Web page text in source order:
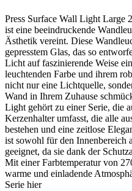
Press Surface Wall Light Large
ist eine beeindruckende
Ästhetik vereint. Diese
gepresstem Glas, das so
Licht auf faszinierende Weise
leuchtenden Farbe und ihrem
nicht nur eine Lichtquelle,
Wand in Ihrem Zuhause
Light gehört zu einer Serie, die
Kerzenhalter umfasst, die alle
bestehen und eine zeitlose
ist sowohl für den Innenbereich
geeignet, da sie dank der
Mit einer Farbtemperatur von
warme und einladende
Serie hier